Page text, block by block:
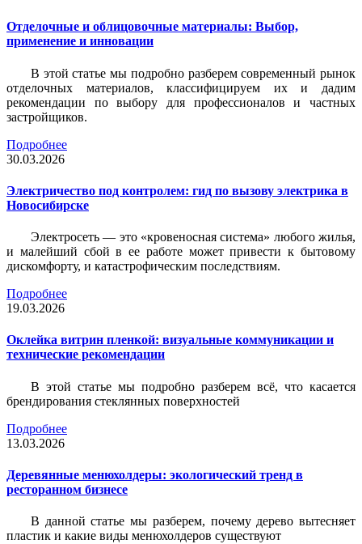
Отделочные и облицовочные материалы: Выбор,
применение и инновации
В этой статье мы подробно разберем современный рынок
отделочных материалов, классифицируем их и дадим
рекомендации по выбору для профессионалов и частных
застройщиков.
Подробнее
30.03.2026
Электричество под контролем: гид по вызову электрика в
Новосибирске
Электросеть — это «кровеносная система» любого жилья,
и малейший сбой в ее работе может привести к бытовому
дискомфорту, и катастрофическим последствиям.
Подробнее
19.03.2026
Оклейка витрин пленкой: визуальные коммуникации и
технические рекомендации
В этой статье мы подробно разберем всё, что касается
брендирования стеклянных поверхностей
Подробнее
13.03.2026
Деревянные менюхолдеры: экологический тренд в
ресторанном бизнесе
В данной статье мы разберем, почему дерево вытесняет
пластик и какие виды менюхолдеров существуют